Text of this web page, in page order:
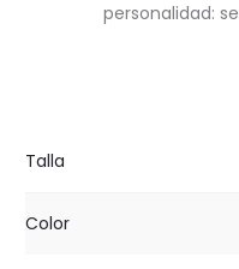
personalidad:
Talla
Color